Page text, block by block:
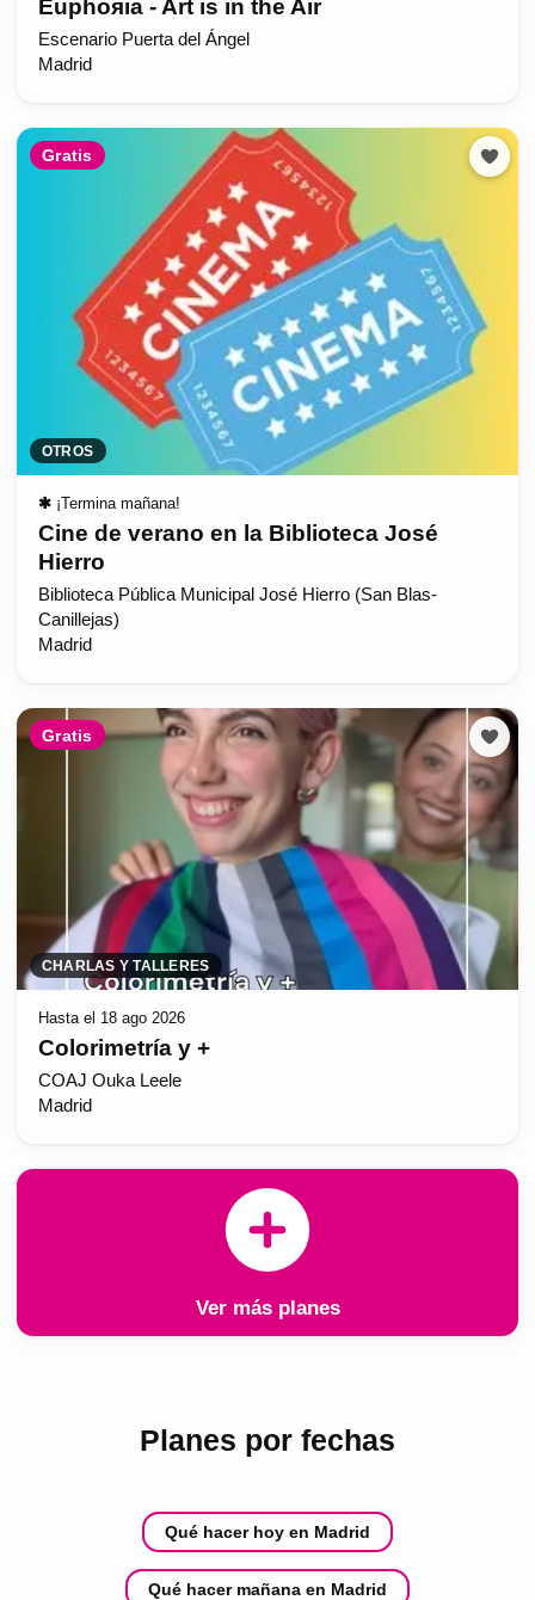
Euphoяia - Art is in the Air
Escenario Puerta del Ángel
Madrid
Gratis
OTROS
✱ ¡Termina mañana!
Cine de verano en la Biblioteca José
Hierro
Biblioteca Pública Municipal José Hierro (San Blas-
Canillejas)
Madrid
Gratis
CHARLAS Y TALLERES
Hasta el 18 ago 2026
Colorimetría y +
COAJ Ouka Leele
Madrid
Ver más planes
Planes por fechas
Qué hacer hoy en Madrid
Qué hacer mañana en Madrid